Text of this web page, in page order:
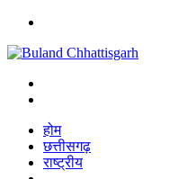
होम
छत्तीसगढ़
राष्ट्रीय